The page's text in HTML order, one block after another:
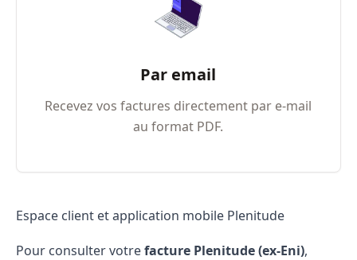
Par email
Recevez vos factures directement par e-mail
au format PDF.
Espace client et application mobile Plenitude
Pour consulter votrefacture Plenitude (ex-Eni),